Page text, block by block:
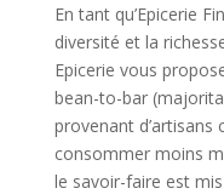
En tant qu’Epicerie
diversité et la
Epicerie vous
bean-to-bar
provenant
consommer moins
le savoir-faire est mis